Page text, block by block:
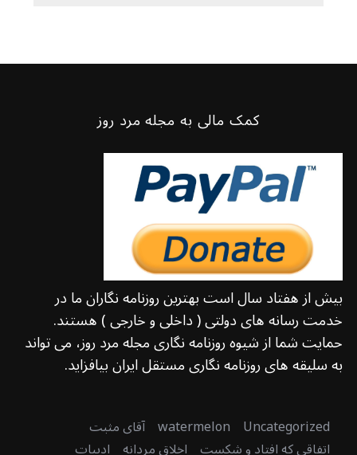
کمک مالی به مجله مرد روز
بیش از هفتاد سال است بهترین روزنامه نگاران ما در
خدمت رسانه های دولتی ( داخلی و خارجی ) هستند.
حمایت شما از شیوه روزنامه نگاری مجله مرد روز، می تواند
به سلیقه های روزنامه نگاری مستقل ایران بیافزاید.
Uncategorized
watermelon آقای مثبت
اتفاقی که افتاد و شکست اخلاق مردانه ادبیات